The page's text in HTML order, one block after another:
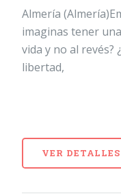
Almería
imaginas tener
vida y no al revés?
libertad,
VER DETALLES